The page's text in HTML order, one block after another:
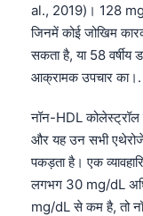
al., 2019)। 128 mg/
जिनमें कोई जोखिम
सकता है, या 58 वर्षीय
आक्रामक उपचार का।.
नॉन-HDL
और यह उन सभी
पकड़ता है। एक
लगभग 30 mg/dL
mg/dL से कम है, तो